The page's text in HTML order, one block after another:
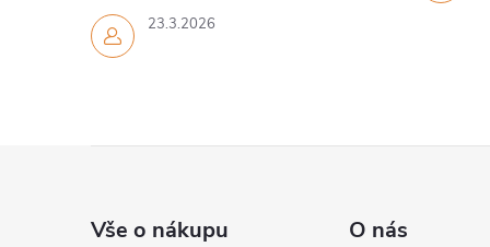
23.3.2026
Vše o nákupu O nás